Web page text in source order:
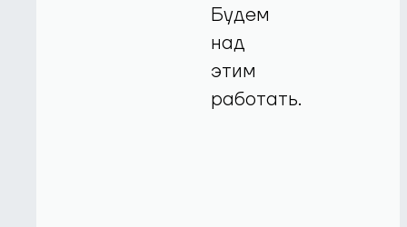
Будем
над
этим
работать.